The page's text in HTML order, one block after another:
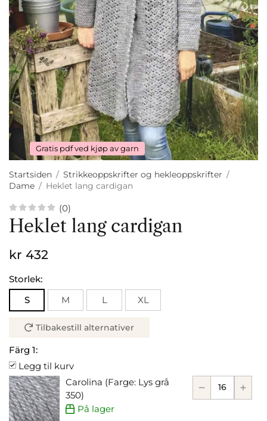
Gratis pdf ved kjøp av garn
Startsiden / Strikkeoppskrifter og hekleoppskrifter /
Dame / Heklet lang cardigan
(0)
Heklet lang cardigan
kr 432
Storlek:
S
M L XL
Tilbakestill alternativer
Färg 1:
Legg til kurv
Carolina (Farge: Lys grå
350)
På lager